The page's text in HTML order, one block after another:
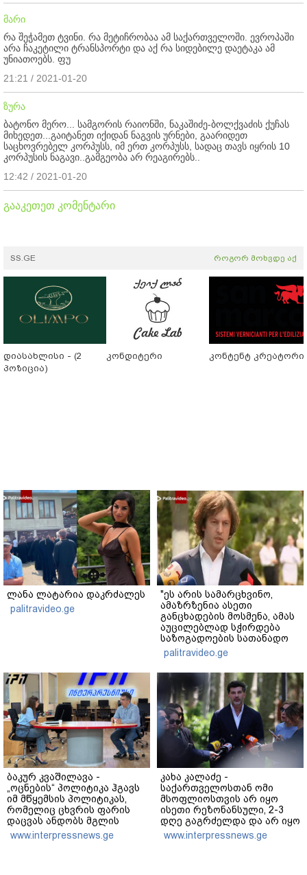
მარი
რა შეჭამეთ ტვინი. რა მეტიჩრობაა ამ საქართველოში. ევროპაში
არა ჩაკეტილი ტრანსპორტი და აქ რა სიდებილე დაეტაკა ამ
უნიათოებს. ფუ
21:21 / 2021-01-20
ზურა
ბატონო მერო... სამგორის რაიონში, ნაკაშიძე-ბოლქვაძის ქუჩას
მიხედეთ...გაიტანეთ იქიდან ნაგვის ურნები, გაარიდეთ
საცხოვრებელ კორპუსს, იმ ერთ კორპუსს, სადაც თავს იყრის 10
კორპუსის ნაგავი..გამგეობა არ რეაგირებს..
12:42 / 2021-01-20
გააკეთეთ კომენტარი
SS.GE როგორ მოხვდე აქ
დიასახლისი - (2
პოზიცია)
კონდიტერი კონტენტ კრეატორი
ლანა ლატარია დაკრძალეს
palitravideo.ge
"ეს არის სამარცხვინო,
ამაზრზენია ასეთი
განცხადების მოსმენა, ამას
აუცილებლად სჭირდება
საზოგადოების სათანადო
რეაქცია" - ირაკლი
კობახიძე
palitravideo.ge
ბაკურ კვაშილავა -
„ოცნების“ პოლიტიკა ჰგავს
იმ მწყემსის პოლიტიკას,
რომელიც ცხვრის ფარის
დაცვას ანდობს მგლის
კეთილ ნებას, მისი
“მშვიდობა” არის მათრახის
www.interpressnews.ge
კახა კალაძე -
საქართველოსთან ომი
მსოფლიოსთვის არ იყო
ისეთი რეზონანსული, 2-3
დღე გაგრძელდა და არ იყო
საკმარისი, რომ რუსეთისა
და რუსი ხალხის
www.interpressnews.ge